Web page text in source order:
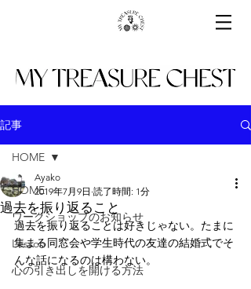
記事
HOME
ワークショップのお知らせ
Lesson
心の引き出しを開ける方法
HOME
過去を振り返ること
Ayako
2019年7月9日 読了時間: 1分
過去を振り返ることは好きじゃない。たまに
集まる同窓会や学生時代の友達の結婚式でそ
んな話になるのは構わない。